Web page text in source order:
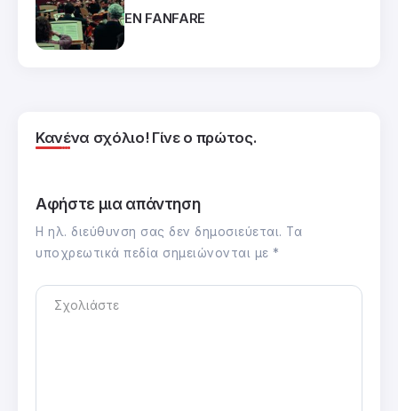
EN FANFARE
Κανένα σχόλιο! Γίνε ο πρώτος.
Αφήστε μια απάντηση
Η ηλ. διεύθυνση σας δεν δημοσιεύεται. Τα
υποχρεωτικά πεδία σημειώνονται με *